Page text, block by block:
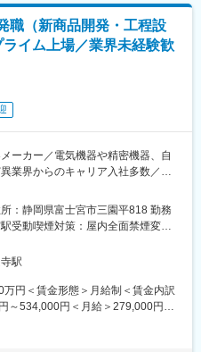
るマザー工場です。心臓や脳外科
ーテルやECMO（体外式膜型人工
で一貫して対応しています。特
クラスシェア製品を多数生産して
）の運営・改善（論点整理、審査
イヤーチェーンとの接続を改善す
、設計品質保証のスペシャリスト
躍いただきます。
ーテルやECMO（体外式膜型人工
で一貫して対応しています。特
職（新商品開発・工程設
イム上場／業界未経験歓
ーカー／電気機器や精密機器、自
業界からのキャリア入社多数／国
】
い、新商品開発、グローバル展
め、生産技術系の経験を持つエン
：静岡県富士宮市三園平818 勤務
受動喫煙対策：屋内全面禁煙変更
駅
円＜賃金形態＞月給制＜賃金内訳
～534,000円＜月給＞279,000円～